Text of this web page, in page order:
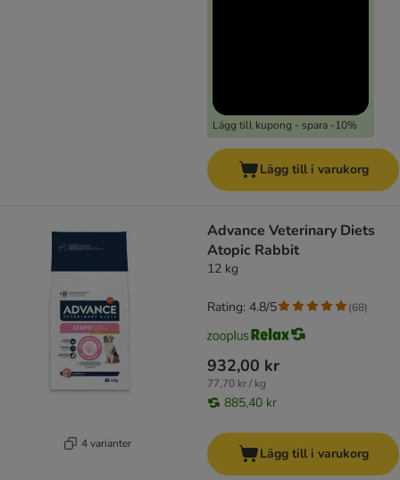
Lägg till kupong - spara -10%
Lägg till i varukorg
4 varianter
Advance Veterinary Diets
Atopic Rabbit
12 kg
932,00 kr
77,70 kr / kg
885,40 kr
Rating: 4.8/5 (68)
Lägg till i varukorg